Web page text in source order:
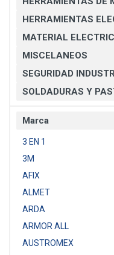
HERRAMIENTAS
MATERIAL
MISCELANEOS
SEGURIDAD
SOLDADURAS Y
Marca
3 EN 1
3M
AFIX
ALMET
ARDA
ARMOR ALL
AUSTROMEX